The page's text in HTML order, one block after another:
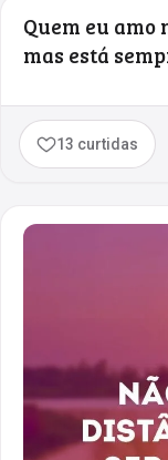
Quem eu amo
mas está
13 curtidas